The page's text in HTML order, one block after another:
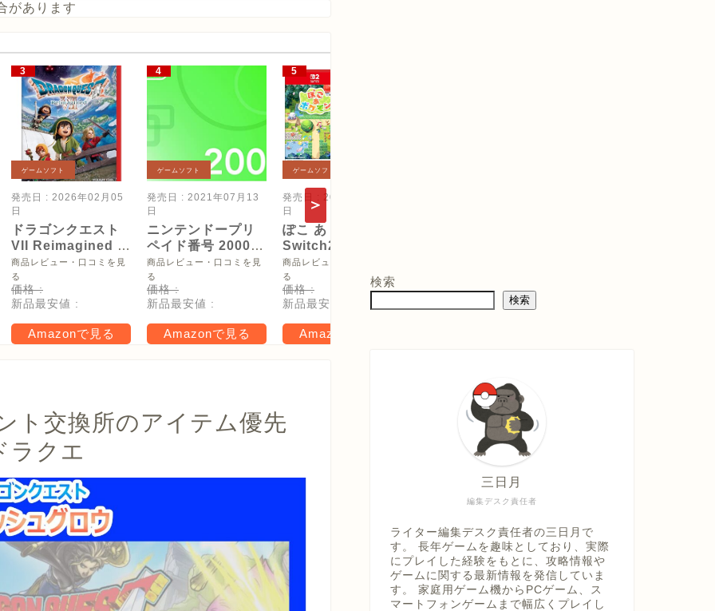
があります
ゲームソフト
発売日 : 2026年02月05
日
ドラゴンクエスト
VII Reimagined -
Switch2
商品レビュー・口コミを見
る
価格 :
新品最安値 :
Amazonで見る
ゲームソフト
発売日 : 2021年07月13
日
ニンテンドープリ
ペイド番号 2000
円|オンラインコー
ド版
商品レビュー・口コミを見
る
価格 :
新品最安値 :
Amazonで見る
ゲームソフト
発売日 : 2026年03月05
日
ぽこ あ ポケモン -
Switch2
【Amazon.co.jpオ
リジナル特典】メ
タモン型木製トレ
ー(サイズ約直径
16cm) 同梱 & デジ
タル特典 家具「ひ
商品レビュー・口コミを見
る
価格 :
新品最安値 :
Amazonで見る
価格 :
ト交換所のアイテム優先
ラクエ
検索
検索
編集デスク責任者
三日月
ライター編集デスク責任者の三日月で
す。 長年ゲームを趣味としており、実際
にプレイした経験をもとに、攻略情報や
ゲームに関する最新情報を発信していま
す。 家庭用ゲーム機からPCゲーム、ス
マートフォンゲームまで幅広くプレイし